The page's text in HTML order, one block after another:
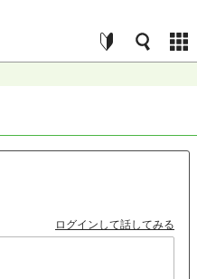
ログインして話してみる